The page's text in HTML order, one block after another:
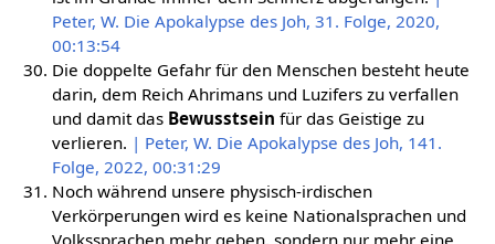
Peter, W. Die Apokalypse des Joh, 31. Folge, 2020,
00:13:54
Die doppelte Gefahr für den Menschen besteht heute
darin, dem Reich Ahrimans und Luzifers zu verfallen
und damit das Bewusstsein für das Geistige zu
verlieren. | Peter, W. Die Apokalypse des Joh, 141.
Folge, 2022, 00:31:29
Noch während unsere physisch-irdischen
Verkörperungen wird es keine Nationalsprachen und
Volkssprachen mehr geben, sondern nur mehr eine